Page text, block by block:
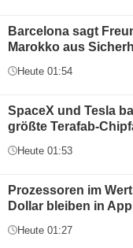
Barcelona sagt
Marokko aus
Heute 01:54
SpaceX und Tesla
größte Terafab-
Heute 01:53
Prozessoren im
Dollar bleiben in
Heute 01:27